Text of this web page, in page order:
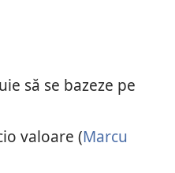
să se bazeze pe
valoare (Marcu